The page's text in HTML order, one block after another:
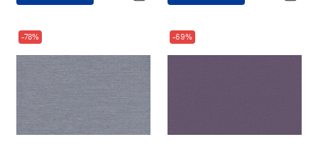
-78% -69%